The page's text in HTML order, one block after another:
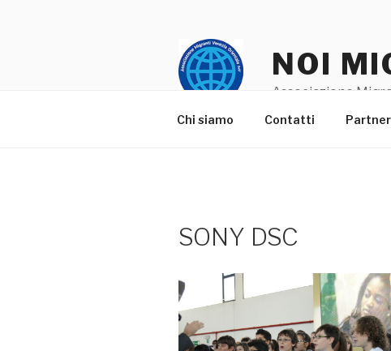
NOI
Associazione
Chi siamo Contatti
SONY DSC